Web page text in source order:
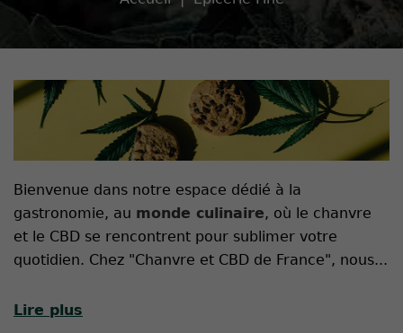
Bienvenue dans notre espace dédié à la
gastronomie, au monde culinaire, où le chanvre
et le CBD se rencontrent pour sublimer votre
quotidien. Chez "Chanvre et CBD de France", nous...
Lire plus